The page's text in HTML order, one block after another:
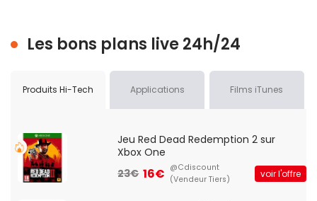
Les bons plans live 24h/24
Produits Hi-Tech Applications Films iTunes
Jeu Red Dead Redemption 2 sur
Xbox One
23€ 16€ @Cdiscount
(Vendeur Tiers)
voir l'offre